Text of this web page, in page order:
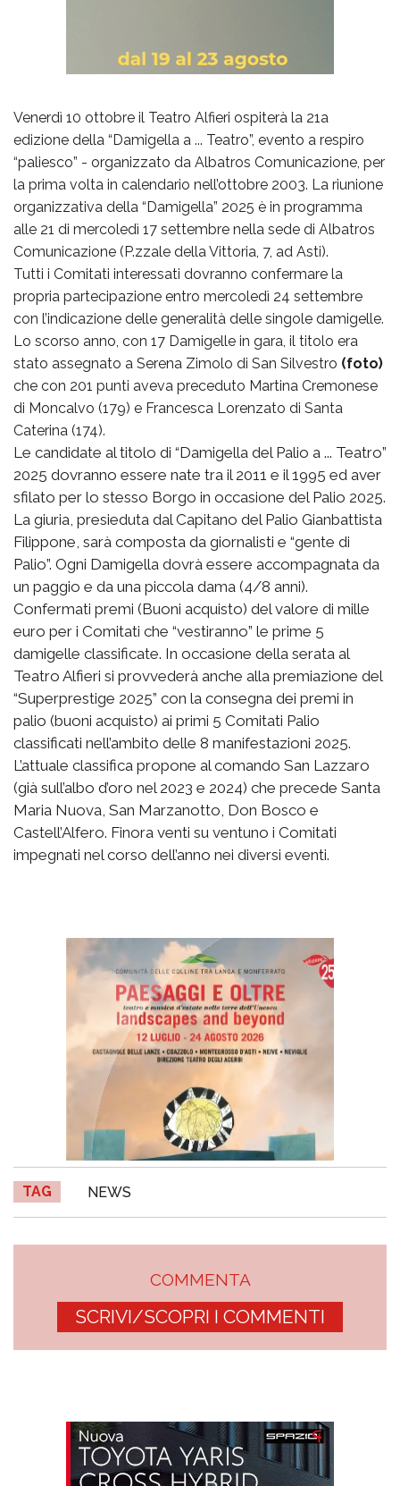
Venerdì 10 ottobre il Teatro Alfieri ospiterà la 21a
edizione della “Damigella a ... Teatro”, evento a respiro
“paliesco” - organizzato da Albatros Comunicazione, per
la prima volta in calendario nell’ottobre 2003. La riunione
organizzativa della “Damigella” 2025 è in programma
alle 21 di mercoledì 17 settembre nella sede di Albatros
Comunicazione (P.zzale della Vittoria, 7, ad Asti).
Tutti i Comitati interessati dovranno confermare la
propria partecipazione entro mercoledì 24 settembre
con l’indicazione delle generalità delle singole damigelle.
Lo scorso anno, con 17 Damigelle in gara, il titolo era
stato assegnato a Serena Zimolo di San Silvestro (foto)
che con 201 punti aveva preceduto Martina Cremonese
di Moncalvo (179) e Francesca Lorenzato di Santa
Caterina (174).
Le candidate al titolo di “Damigella del Palio a ... Teatro”
2025 dovranno essere nate tra il 2011 e il 1995 ed aver
sfilato per lo stesso Borgo in occasione del Palio 2025.
La giuria, presieduta dal Capitano del Palio Gianbattista
Filippone, sarà composta da giornalisti e “gente di
Palio”. Ogni Damigella dovrà essere accompagnata da
un paggio e da una piccola dama (4/8 anni).
Confermati premi (Buoni acquisto) del valore di mille
euro per i Comitati che “vestiranno” le prime 5
damigelle classificate. In occasione della serata al
Teatro Alfieri si provvederà anche alla premiazione del
“Superprestige 2025” con la consegna dei premi in
palio (buoni acquisto) ai primi 5 Comitati Palio
classificati nell’ambito delle 8 manifestazioni 2025.
L’attuale classifica propone al comando San Lazzaro
(già sull’albo d’oro nel 2023 e 2024) che precede Santa
Maria Nuova, San Marzanotto, Don Bosco e
Castell’Alfero. Finora venti su ventuno i Comitati
impegnati nel corso dell’anno nei diversi eventi.
TAG NEWS
COMMENTA
SCRIVI/SCOPRI I COMMENTI